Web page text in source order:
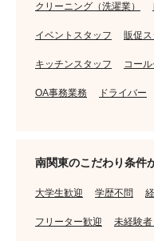
クリーニング（洗濯業）
イベントスタッフ 販促
キッチンスタッフ コー
OA事務業務 ドライバー
南関東のこだわり条件
大学生歓迎 学歴不問
フリーター歓迎 未経験